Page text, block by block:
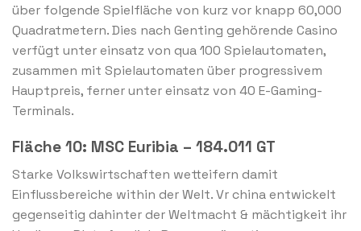
über folgende Spielfläche von kurz vor knapp 60,000
Quadratmetern. Dies nach Genting gehörende Casino
verfügt unter einsatz von qua 100 Spielautomaten,
zusammen mit Spielautomaten über progressivem
Hauptpreis, ferner unter einsatz von 40 E-Gaming-
Terminals.
Fläche 10: MSC Euribia – 184.011 GT
Starke Volkswirtschaften wetteifern damit
Einflussbereiche within der Welt. Vr china entwickelt
gegenseitig dahinter der Weltmacht & mächtigkeit ihr